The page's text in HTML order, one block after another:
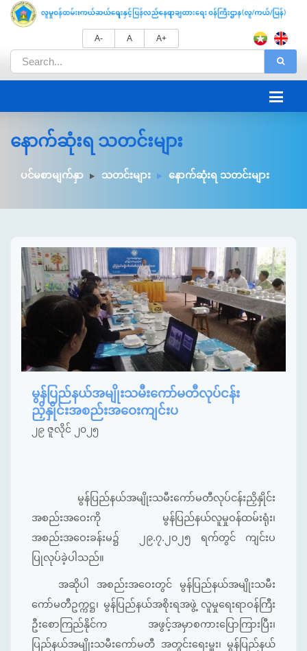
A- A A+
နောက်ဆုံးရ သတင်းများ
ပင်မစာမျက်နှာ သတင်းများ နောက်ဆုံးရ သတင်းများ
မွန်ပြည်နယ်အမျိုးသမီးကော်မတီလုပ်ငန်း
ညှိနှိုင်းအစည်းအဝေးကျင်းပ
၂၉ ဇူလိုင် ၂၀၂၅
မွန်ပြည်နယ်အမျိုးသမီးကော်မတီလုပ်ငန်းညှိနှိုင်း
အစည်းအဝေးကို မွန်ပြည်နယ်လူမှုဝန်ထမ်းရုံး၊
အစည်းအဝေးခန်းမ၌ ၂၉.၇.၂၀၂၅ ရက်တွင် ကျင်းပ
ပြုလုပ်ခဲ့ပါသည်။
အဆိုပါ အစည်းအဝေးတွင် မွန်ပြည်နယ်အမျိုးသမီး
ကော်မတီဥက္ကဋ္ဌ၊ မွန်ပြည်နယ်အစိုးရအဖွဲ့ လူမှုရေးရာဝန်ကြီး
ဦးစောကြည်နိုင်က အဖွင့်အမှာစကားပြောကြားပြီး၊
ပြည်နယ်အမျိုးသမီးကော်မတီ အတွင်းရေးမှူး၊ မွန်ပြည်နယ်